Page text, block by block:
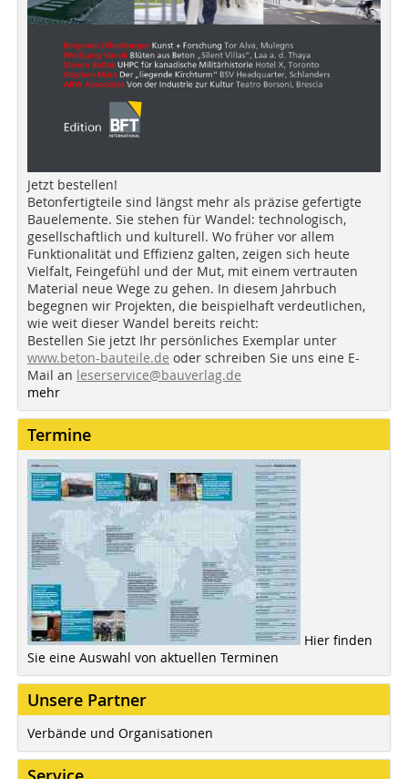
Jetzt bestellen!
Betonfertigteile sind längst mehr als präzise gefertigte
Bauelemente. Sie stehen für Wandel: technologisch,
gesellschaftlich und kulturell. Wo früher vor allem
Funktionalität und Effizienz galten, zeigen sich heute
Vielfalt, Feingefühl und der Mut, mit einem vertrauten
Material neue Wege zu gehen. In diesem Jahrbuch
begegnen wir Projekten, die beispielhaft verdeutlichen,
wie weit dieser Wandel bereits reicht:
Bestellen Sie jetzt Ihr persönliches Exemplar unter
www.beton-bauteile.de oder schreiben Sie uns eine E-
Mail an leserservice@bauverlag.de
mehr
Termine
Hier finden
Sie eine Auswahl von aktuellen Terminen
Unsere Partner
Verbände und Organisationen